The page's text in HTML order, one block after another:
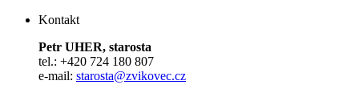
Kontakt
Petr UHER, starosta
tel.: +420 724 180 807
e-mail: starosta@zvikovec.cz